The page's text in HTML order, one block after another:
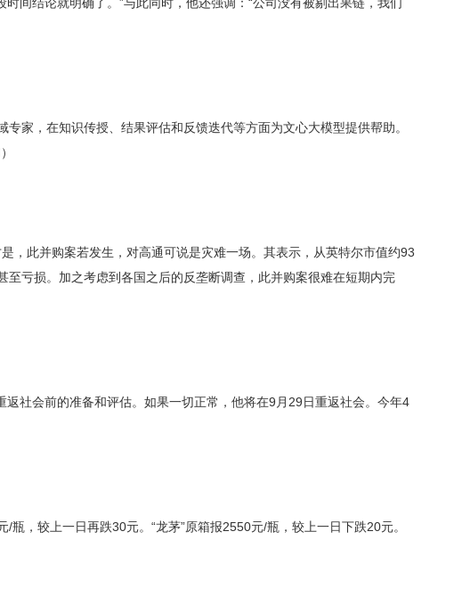
家，在知识传授、结果评估和反馈迭代等方面为文心大模型提供帮助。
，此并购案若发生，对高通可说是灾难一场。其表示，从英特尔市值约93
亏损。加之考虑到各国之后的反垄断调查，此并购案很难在短期内完
社会前的准备和评估。如果一切正常，他将在9月29日重返社会。今年4
，较上一日再跌30元。“龙茅”原箱报2550元/瓶，较上一日下跌20元。